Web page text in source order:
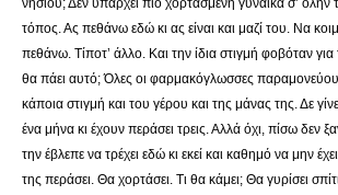
νησιού; Δεν υπάρχει πιο χορτασμένη γυναίκα σ’ όλην
τόπος. Ας πεθάνω εδώ κι ας είναι και μαζί του. Να
πεθάνω. Τίποτ’ άλλο. Και την ίδια στιγμή φοβόταν για
θα πάει αυτό; Όλες οι φαρμακόγλωσσες
κάποια στιγμή και του γέρου και της μάνας της. Δε
ένα μήνα κι έχουν περάσει τρεις. Αλλά όχι, πίσω δεν
την έβλεπε να τρέχει εδώ κι εκεί και καθημό να μην
της περάσει. Θα χορτάσει. Τι θα κάμει; Θα γυρίσει